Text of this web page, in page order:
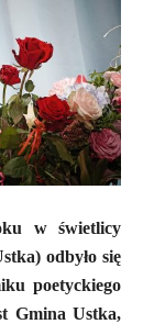
w świetlicy
odbyło się
poetyckiego
Gmina Ustka,